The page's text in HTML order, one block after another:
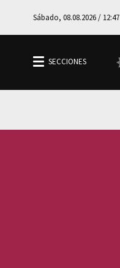
Sábado, 08.08.2026 / 12:47